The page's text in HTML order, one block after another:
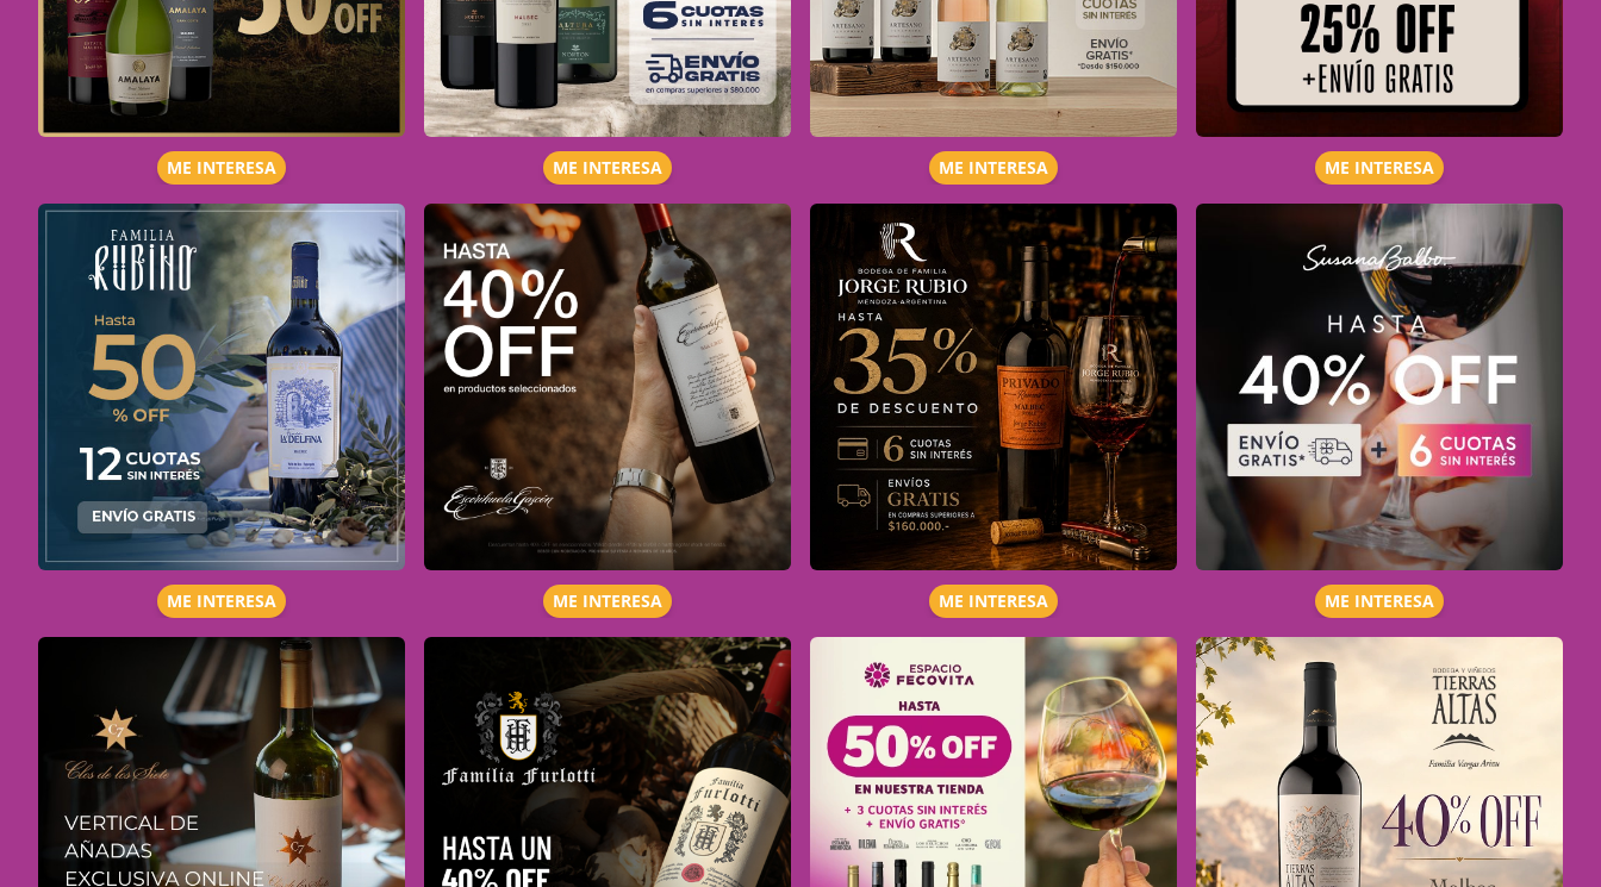
ME INTERESA ME INTERESA ME INTERESA ME INTERESA
ME INTERESA ME INTERESA ME INTERESA ME INTERESA